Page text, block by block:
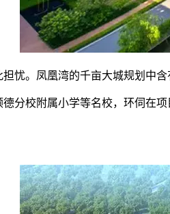
忧。凤凰湾的千亩大城规划中
分校附属小学等名校，环伺在